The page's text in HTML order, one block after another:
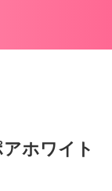
ホワイト